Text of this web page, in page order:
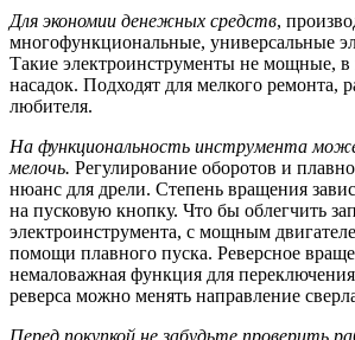
Для экономии денежных средств,
многофункциональные, универсальные
Такие электроинструменты не мощные, в
насадок. Подходят для мелкого ремонта,
любителя.
На функциональность инструмента
мелочь. Регулирование оборотов и
нюанс для дрели. Степень вращения
на пусковую кнопку. Что бы облегчить
электроинструмента, с мощным
помощи плавного пуска. Реверсное
немаловажная функция для
реверса можно менять направление
Перед покупкой не забудьте проверить